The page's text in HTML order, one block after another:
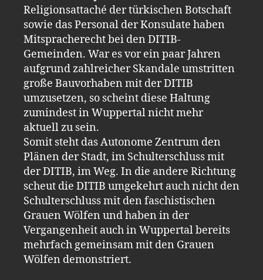
Religionsattaché der türkischen Botschaft
sowie das Personal der Konsulate haben
Mitspracherecht bei den DITIB-
Gemeinden. War es vor ein paar Jahren
aufgrund zahlreicher Skandale umstritten
große Bauvorhaben mit der DITIB
umzusetzen, so scheint diese Haltung
zumindest in Wuppertal nicht mehr
aktuell zu sein.
Somit steht das Autonome Zentrum den
Plänen der Stadt, im Schulterschluss mit
der DITIB, im Weg. In die andere Richtung
scheut die DITIB umgekehrt auch nicht den
Schulterschluss mit den faschistischen
Grauen Wölfen und haben in der
Vergangenheit auch in Wuppertal bereits
mehrfach gemeinsam mit den Grauen
Wölfen demonstriert.